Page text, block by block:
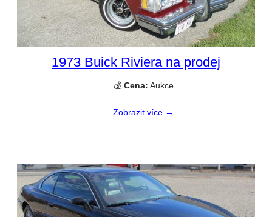
1973 Buick Riviera na prodej
💰 Cena: Aukce
Zobrazit více →